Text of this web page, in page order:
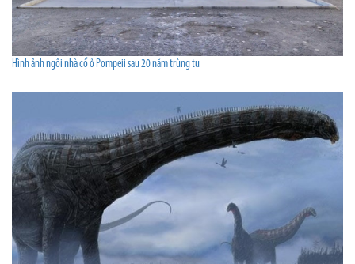
Hình ảnh ngôi nhà cổ ở Pompeii sau 20 năm trùng tu